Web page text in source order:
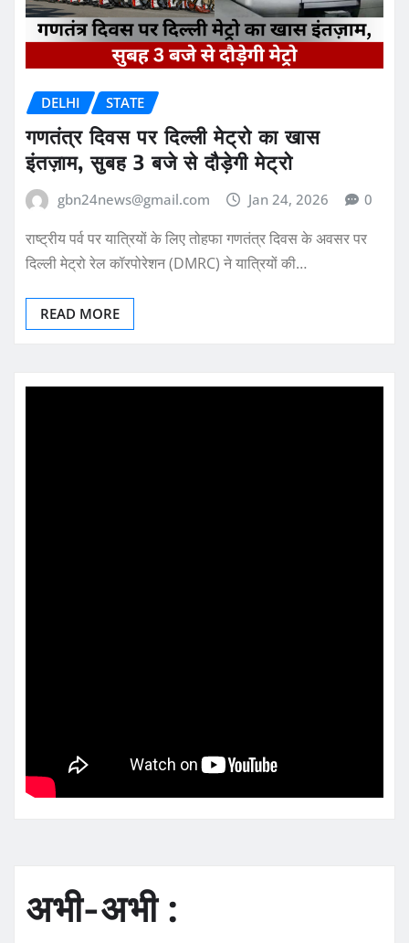
DELHI STATE
गणतंत्र दिवस पर दिल्ली मेट्रो का खास
इंतज़ाम, सुबह 3 बजे से दौड़ेगी मेट्रो
gbn24news@gmail.com Jan 24, 2026 0
राष्ट्रीय पर्व पर यात्रियों के लिए तोहफा गणतंत्र दिवस के अवसर पर
दिल्ली मेट्रो रेल कॉरपोरेशन (DMRC) ने यात्रियों की…
READ MORE
अभी-अभी :